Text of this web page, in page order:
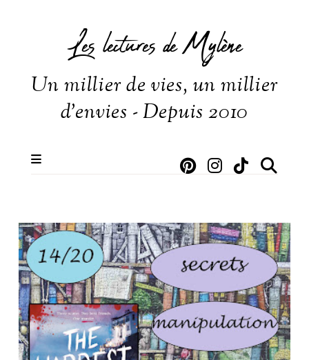
Les lectures de Mylène
Un millier de vies, un millier
d'envies - Depuis 2010